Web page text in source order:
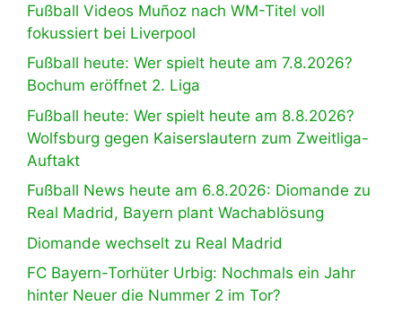
Fußball Videos Muñoz nach WM-Titel voll
fokussiert bei Liverpool
Fußball heute: Wer spielt heute am 7.8.2026?
Bochum eröffnet 2. Liga
Fußball heute: Wer spielt heute am 8.8.2026?
Wolfsburg gegen Kaiserslautern zum Zweitliga-
Auftakt
Fußball News heute am 6.8.2026: Diomande zu
Real Madrid, Bayern plant Wachablösung
Diomande wechselt zu Real Madrid
FC Bayern-Torhüter Urbig: Nochmals ein Jahr
hinter Neuer die Nummer 2 im Tor?